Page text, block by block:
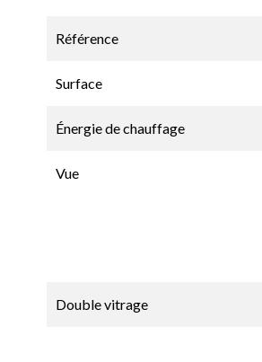
Référence
Surface
Énergie de chauffage
Vue
Double vitrage